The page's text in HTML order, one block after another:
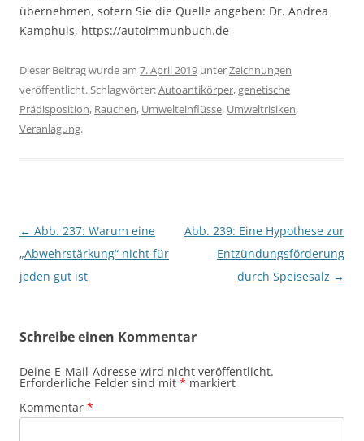
übernehmen, sofern Sie die Quelle angeben: Dr. Andrea
Kamphuis, https://autoimmunbuch.de
Dieser Beitrag wurde am 7. April 2019 unterZeichnungen
veröffentlicht. Schlagwörter:Autoantikörper,genetische
Prädisposition, Rauchen, Umwelteinflüsse, Umweltrisiken,
Veranlagung.
Beitragsnavigation
← Abb. 237: Warum eine
„Abwehrstärkung“ nicht für
jeden gut ist
Abb. 239: Eine Hypothese zur
Entzündungsförderung
durch Speisesalz →
Schreibe einen Kommentar
Deine E-Mail-Adresse wird nicht veröffentlicht.
Erforderliche Felder sind mit * markiert
Kommentar *